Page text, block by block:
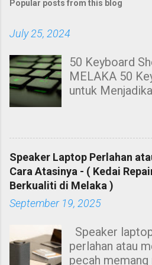
Popular posts from this blog
July 25, 2024
50 Keyboard
MELAKA 50
untuk
kepada anda
Menjadikan
Membuat kerja
menggunakan
leceh dan
software.
tekan butang
menyalin teks,
Speaker Laptop Perlahan
Cara Atasinya - ( Kedai
Berkualiti di Melaka )
September 19, 2025
Speaker
perlahan atau
pecah memang